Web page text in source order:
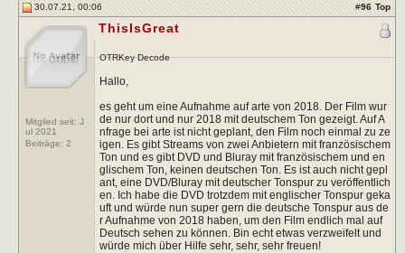
30.07.21, 00:06 #96 Top
Mitglied seit: J
ul 2021
Beiträge: 2
ThisIsGreat
OTRKey Decode
Hallo,
es geht um eine Aufnahme auf arte von 2018. Der Film wur
de nur dort und nur 2018 mit deutschem Ton gezeigt. Auf A
nfrage bei arte ist nicht geplant, den Film noch einmal zu ze
igen. Es gibt Streams von zwei Anbietern mit französischem
Ton und es gibt DVD und Bluray mit französischem und en
glischem Ton, keinen deutschen Ton. Es ist auch nicht gepl
ant, eine DVD/Bluray mit deutscher Tonspur zu veröffentlich
en. Ich habe die DVD trotzdem mit englischer Tonspur geka
uft und würde nun super gern die deutsche Tonspur aus de
r Aufnahme von 2018 haben, um den Film endlich mal auf
Deutsch sehen zu können. Bin echt etwas verzweifelt und
würde mich über Hilfe sehr, sehr, sehr freuen!